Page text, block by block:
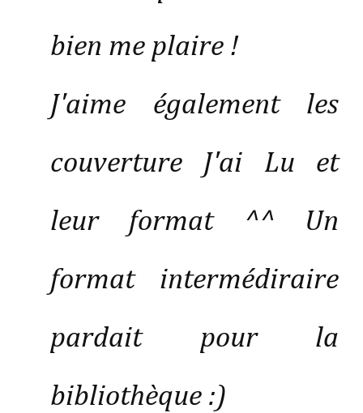
bien me plaire !
J'aime également les
couverture J'ai Lu et
leur format ^^ Un
format intermédiraire
pardait pour la
bibliothèque :)